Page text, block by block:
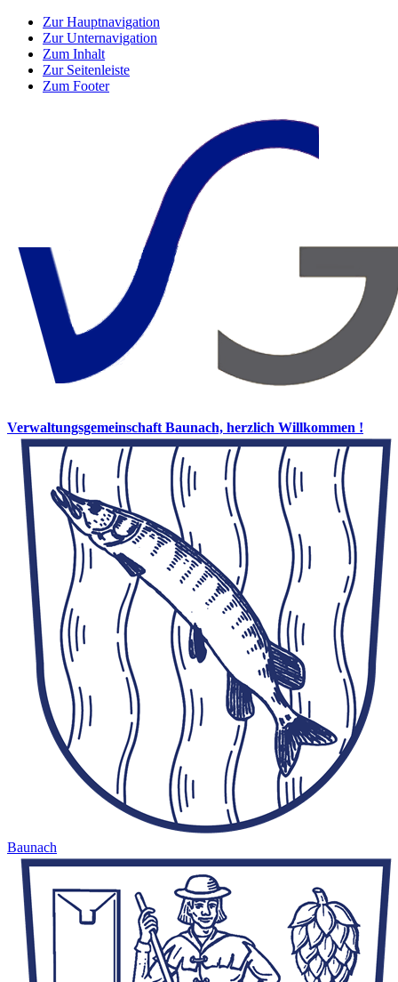
Zur Hauptnavigation
Zur Unternavigation
Zum Inhalt
Zur Seitenleiste
Zum Footer
Verwaltungsgemeinschaft Baunach, herzlich Willkommen !
Baunach